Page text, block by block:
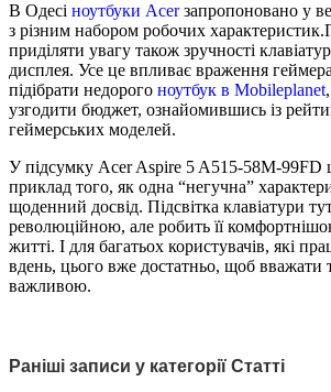
В Одесі ноутбуки Acerзапропоновано у
з різним набором робочих
приділяти увагу також зручності
дисплея. Усе це впливає враження
підібрати недорого ноутбук в Mobileplanet
узгодити бюджет, ознайомившись із
геймерських моделей.
У підсумку Acer Aspire 5 A515-58M-99FD
приклад того, як одна “негучна”
щоденний досвід. Підсвітка клавіатури
революційною, але робить її
житті. І для багатьох користувачів, які
вдень, цього вже достатньо, щоб вважати
важливою.
Раніші записи у категорії Статті